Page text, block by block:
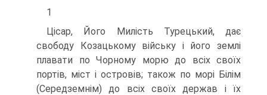
1
Цісар, Його Милість Турецький, дає
свободу Козацькому війську і його землі
плавати по Чорному морю до всіх своїх
портів, міст і островів; також по морі Білім
(Середземнім) до всіх своїх держав і їх